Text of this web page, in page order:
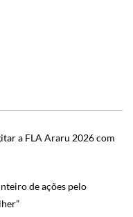
a FLA Araru 2026 com
de ações pelo